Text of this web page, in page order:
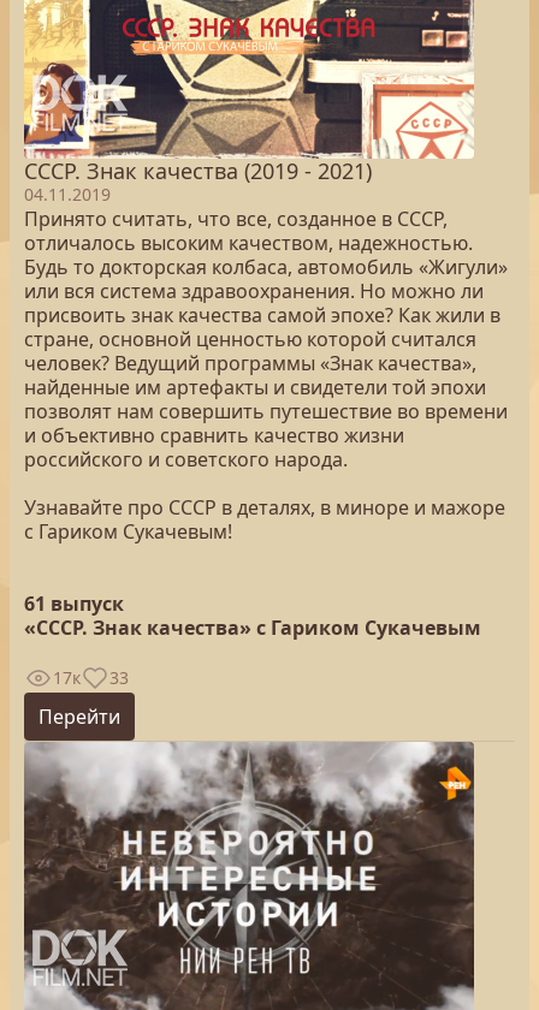
СССР. Знак качества (2019 - 2021)
04.11.2019
Принято считать, что все, созданное в СССР,
отличалось высоким качеством, надежностью.
Будь то докторская колбаса, автомобиль «Жигули»
или вся система здравоохранения. Но можно ли
присвоить знак качества самой эпохе? Как жили в
стране, основной ценностью которой считался
человек? Ведущий программы «Знак качества»,
найденные им артефакты и свидетели той эпохи
позволят нам совершить путешествие во времени
и объективно сравнить качество жизни
российского и советского народа.
Узнавайте про СССР в деталях, в миноре и мажоре
с Гариком Сукачевым!
61 выпуск
«СССР. Знак качества» с Гариком Сукачевым
17к 33
Перейти